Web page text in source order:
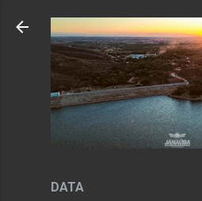
Pular para o
DATA